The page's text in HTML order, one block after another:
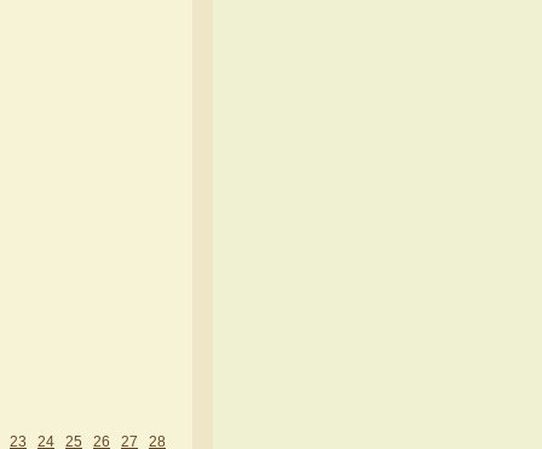
23 24 25 26 27 28